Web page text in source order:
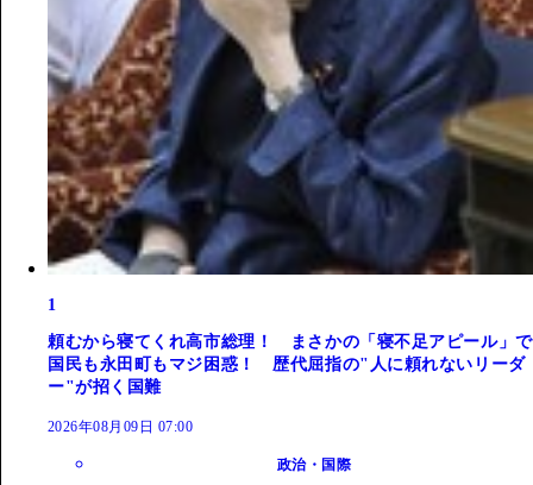
1
頼むから寝てくれ高市総理！ まさかの「寝不足アピール」で
国民も永田町もマジ困惑！ 歴代屈指の"人に頼れないリーダ
ー"が招く国難
2026年08月09日 07:00
政治・国際